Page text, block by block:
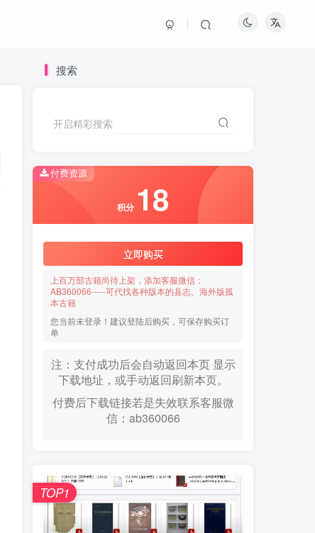
搜索
开启精彩搜索
付费资源
积分 18
立即购买
上百万部古籍尚待上架，添加客服微信：
AB360066-----可代找各种版本的县志、海外版孤
本古籍
您当前未登录！建议登陆后购买，可保存购买订
单
注：支付成功后会自动返回本页 显示
下载地址，或手动返回刷新本页。
付费后下载链接若是失效联系客服微
信：ab360066
TOP1